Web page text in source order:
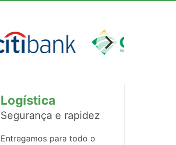
Logística
Segurança e rapidez
Entregamos para todo o